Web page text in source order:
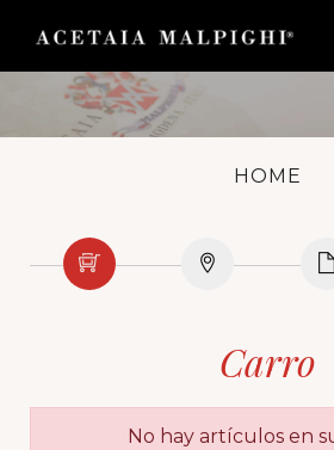
HOME
Carro
No hay artículos en